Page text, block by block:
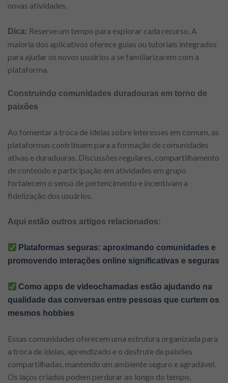
novas atividades.
Dica: Reserve um tempo para explorar cada recurso. A
maioria dos aplicativos oferece guias ou tutoriais integrados
para ajudar os novos usuários a se familiarizarem com a
plataforma.
Construindo comunidades duradouras em torno de
paixões
Ao fomentar a troca de ideias sobre interesses em comum, as
plataformas contribuem para a formação de comunidades
ativas e duradouras. Discussões regulares, compartilhamento
de conteúdo e participação em atividades em grupo
fortalecem o senso de pertencimento e incentivam a
fidelização dos usuários.
Aqui estão outros artigos relacionados:
Plataformas seguras: aproximando comunidades e
promovendo interações online significativas e seguras
Como apps de videochamadas estão ajudando na
qualidade das conversas entre pessoas que curtem os
mesmos hobbies
Essas comunidades oferecem uma estrutura organizada para
a troca de ideias, aprendizado e o desfrute de paixões
compartilhadas, mantendo um ambiente seguro e agradável.
Os laços criados podem perdurar ao longo do tempo,